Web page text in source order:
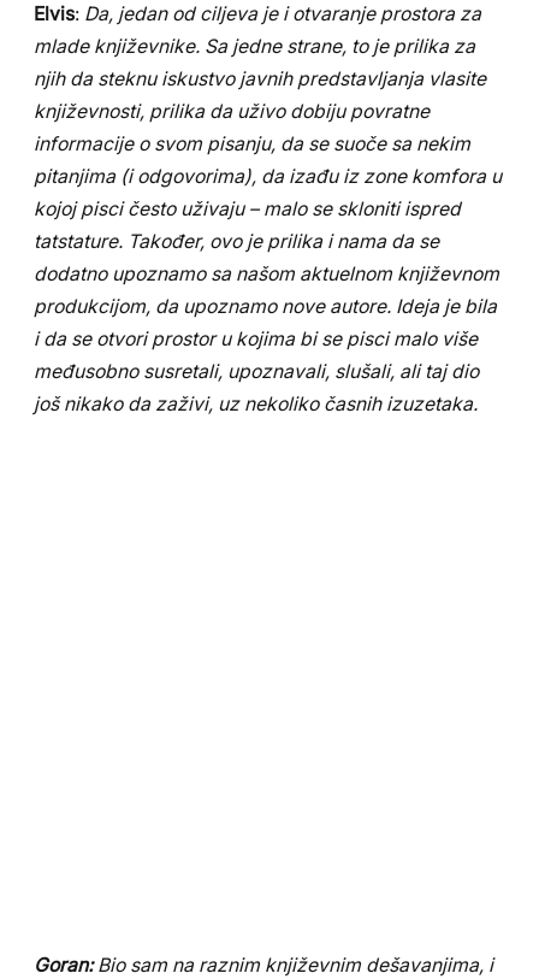
Elvis: Da, jedan od ciljeva je i otvaranje prostora za
mlade književnike. Sa jedne strane, to je prilika za
njih da steknu iskustvo javnih predstavljanja vlasite
književnosti, prilika da uživo dobiju povratne
informacije o svom pisanju, da se suoče sa nekim
pitanjima (i odgovorima), da izađu iz zone komfora u
kojoj pisci često uživaju – malo se skloniti ispred
tatstature. Također, ovo je prilika i nama da se
dodatno upoznamo sa našom aktuelnom književnom
produkcijom, da upoznamo nove autore. Ideja je bila
i da se otvori prostor u kojima bi se pisci malo više
međusobno susretali, upoznavali, slušali, ali taj dio
još nikako da zaživi, uz nekoliko časnih izuzetaka.
Goran:Bio sam na raznim književnim dešavanjima, i